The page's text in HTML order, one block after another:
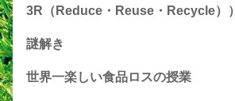
3R（Reduce・Reuse・Recycle））
謎解き
世界一楽しい食品ロスの授業